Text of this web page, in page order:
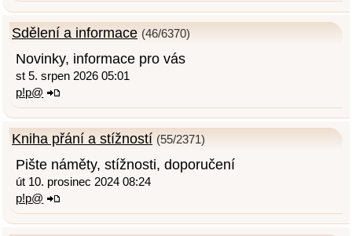
Sdělení a informace (46/6370)
Novinky, informace pro vás
st 5. srpen 2026 05:01
p!p@
Kniha přání a stížností (55/2371)
Pište náměty, stížnosti, doporučení
út 10. prosinec 2024 08:24
p!p@